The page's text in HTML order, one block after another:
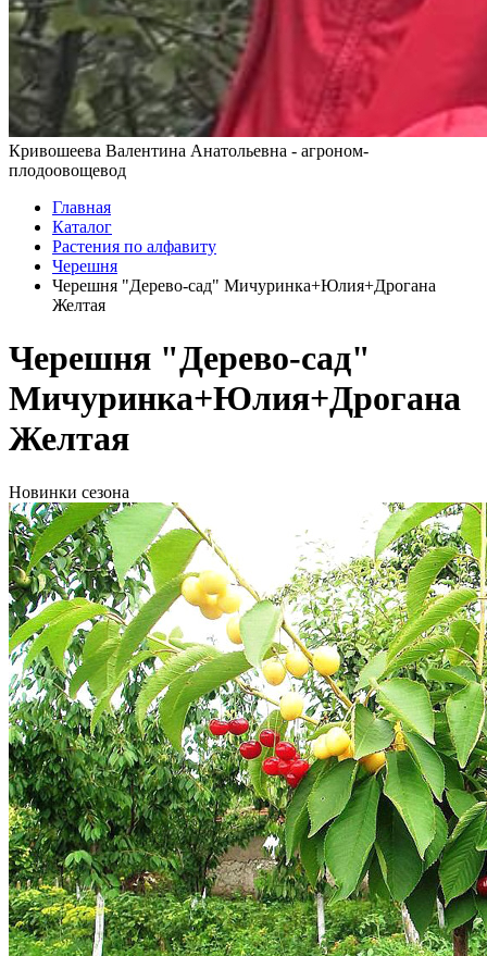
Кривошеева Валентина Анатольевна - агроном-
плодоовощевод
Главная
Каталог
Растения по алфавиту
Черешня
Черешня "Дерево-сад" Мичуринка+Юлия+Дрогана
Желтая
Черешня "Дерево-сад"
Мичуринка+Юлия+Дрогана
Желтая
Новинки сезона